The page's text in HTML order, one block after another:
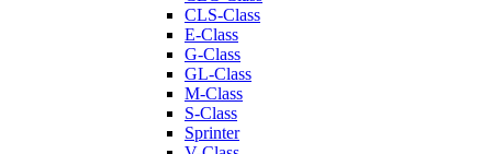
CLS-Class
E-Class
G-Class
GL-Class
M-Class
S-Class
Sprinter